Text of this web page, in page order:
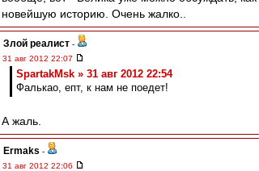
новейшую историю. Очень жалко..
Злой реалист -
31 авг 2012 22:07
SpartakMsk » 31 авг 2012 22:54
Фалькао, епт, к нам не поедет!
А жаль.
Ermaks -
31 авг 2012 22:06